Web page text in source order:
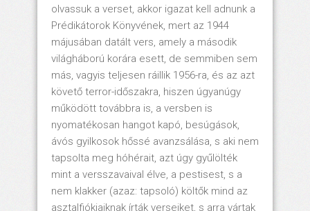
olvassuk a verset, akkor igazat kell adnunk a
Prédikátorok Könyvének, mert az 1944
májusában datált vers, amely a második
világháború korára esett, de semmiben sem
más, vagyis teljesen ráillik 1956-ra, és az azt
követő terror-időszakra, hiszen úgyanúgy
működött továbbra is, a versben is
nyomatékosan hangot kapó, besúgások,
ávós gyilkosok hőssé avanzsálása, s aki nem
tapsolta meg hóhérait, azt úgy gyűlölték
mint a versszavaival élve, a pestisest, s a
nem klakker (azaz: tapsoló) költők mind az
asztalfiókjaiknak írták verseiket, s arra vártak